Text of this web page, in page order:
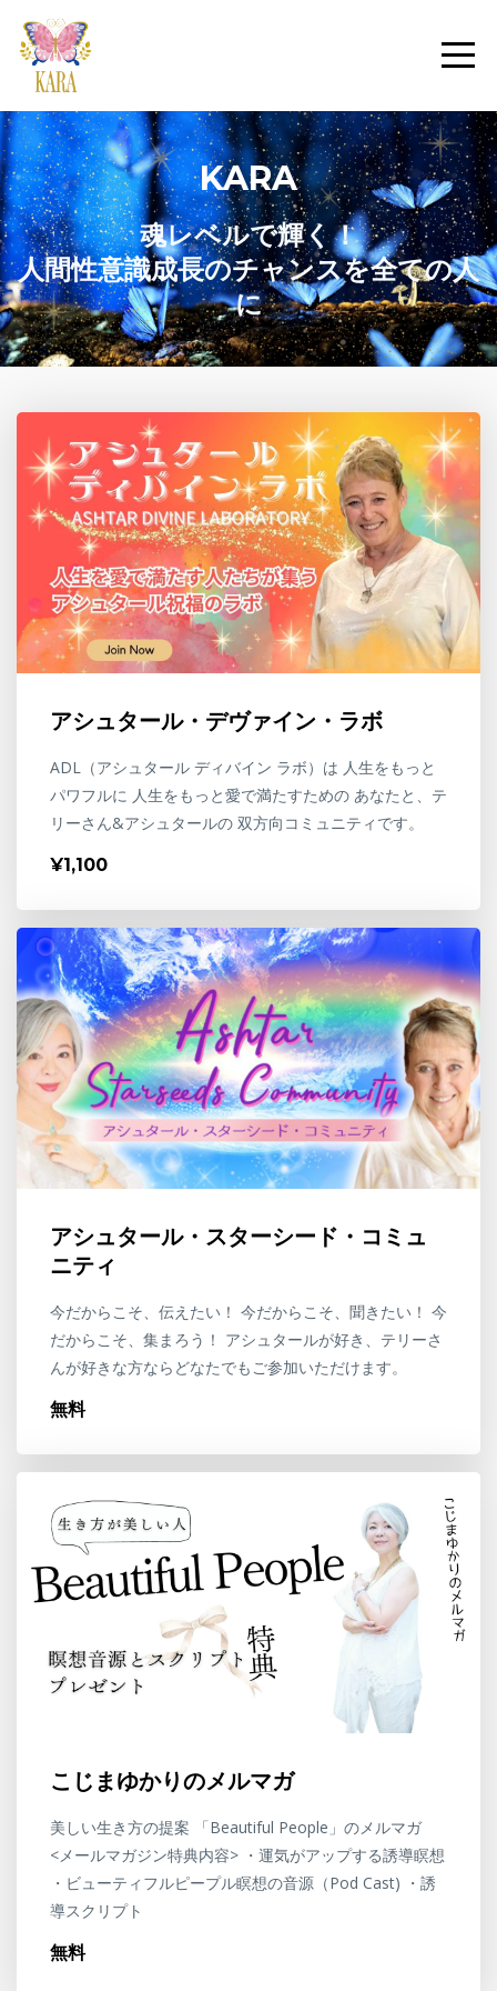
KARA
魂レベルで輝く！
人間性意識成長のチャンスを全ての人
に
アシュタール・デヴァイン・ラボ
ADL（アシュタール ディバイン ラボ）は 人生をもっと
パワフルに 人生をもっと愛で満たすための あなたと、テ
リーさん&アシュタールの 双方向コミュニティです。
¥1,100
アシュタール・スターシード・コミュ
ニティ
今だからこそ、伝えたい！ 今だからこそ、聞きたい！ 今
だからこそ、集まろう！ アシュタールが好き、テリーさ
んが好きな方ならどなたでもご参加いただけます。
無料
こじまゆかりのメルマガ
美しい生き方の提案 「Beautiful People」のメルマガ
<メールマガジン特典内容> ・運気がアップする誘導瞑想
・ビューティフルピープル瞑想の音源（Pod Cast) ・誘
導スクリプト
無料